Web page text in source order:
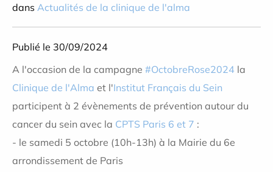
dans Actualités de la clinique de l'alma
Publié le 30/09/2024
A l'occasion de la campagne #OctobreRose2024 la
Clinique de l'Alma et l'Institut Français du Sein
participent à 2 évènements de prévention autour du
cancer du sein avec la CPTS Paris 6 et 7 :
- le samedi 5 octobre (10h-13h) à la Mairie du 6e
arrondissement de Paris